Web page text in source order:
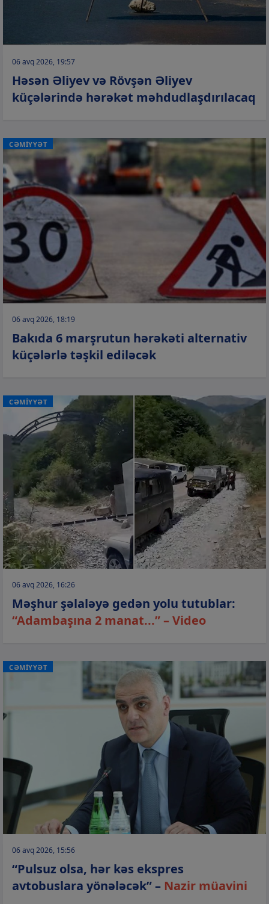
06 avq 2026, 19:57
Həsən Əliyev və Rövşən Əliyev
küçələrində hərəkət məhdudlaşdırılacaq
CƏMİYYƏT
06 avq 2026, 18:19
Bakıda 6 marşrutun hərəkəti alternativ
küçələrlə təşkil ediləcək
CƏMİYYƏT
06 avq 2026, 16:26
Məşhur şəlaləyə gedən yolu tutublar:
“Adambaşına 2 manat...” – Video
CƏMİYYƏT
06 avq 2026, 15:56
“Pulsuz olsa, hər kəs ekspres
avtobuslara yönələcək” – Nazir müavini